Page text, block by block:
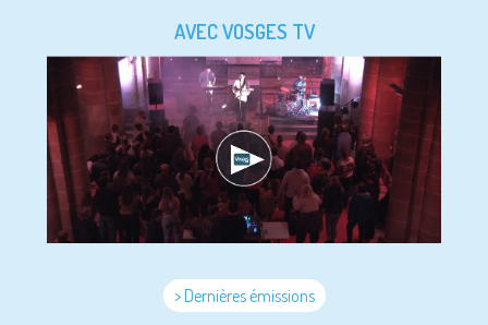
AVEC VOSGES TV
> Dernières émissions